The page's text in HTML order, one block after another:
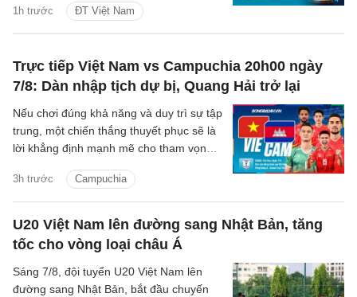
1h trước ĐT Việt Nam
kênh phát sóng nào?
Trực tiếp Việt Nam vs Campuchia 20h00 ngày
7/8: Dàn nhập tịch dự bị, Quang Hải trở lại
3h trước Campuchia
Nếu chơi đúng khả năng và duy trì sự tập
trung, một chiến thắng thuyết phục sẽ là
lời khẳng định mạnh mẽ cho tham vọng
trò HLV Kim Sang-sik.
U20 Việt Nam lên đường sang Nhật Bản, tăng
tốc cho vòng loại châu Á
Sáng 7/8, đội tuyển U20 Việt Nam lên
đường sang Nhật Bản, bắt đầu chuyến